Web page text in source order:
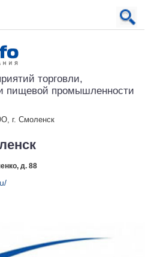
торговли,
пищевой промышленности
г. Смоленск
д. 88